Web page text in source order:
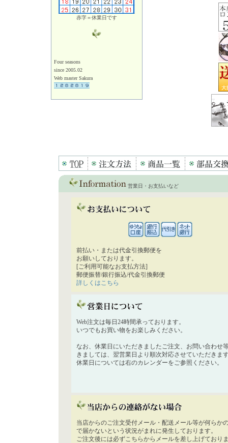
赤字＝休業日です
Four seasons
since 2005.02
Web master Sakura
営業日・お支払いなど
前払い・または代金引換郵便を
お願いしております。
[ご利用可能なお支払方法]
郵便振替/銀行振込/代金引換郵便
詳しくはこちら
Web注文は毎日24時間承っております。
いつでもお買い物をお楽しみください。
なお、休業日にいただきましたご注文、お問い合わせ
きましては、翌営業日より順次対応させていただきま
休業日については右のカレンダーをご参照ください。
当店からのご注文受付メール・配送メール等が何らか
で届かないという状況がまれに発生しております。
ご注文後には必ずこちらからメールを差し上げており